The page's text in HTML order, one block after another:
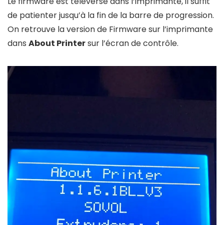
de patienter jusqu’à la fin de la barre de progression.
On retrouve la version de Firmware sur l’imprimante
dans About Printersur l’écran de contrôle.